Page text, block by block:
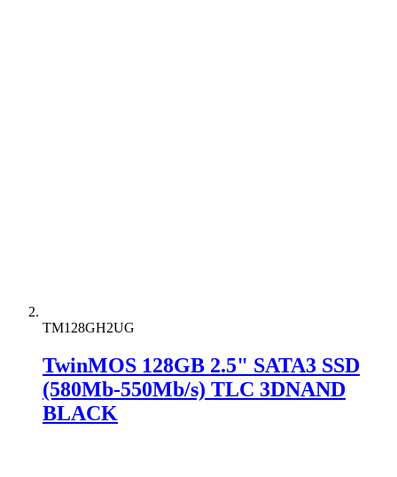
TM128GH2UG
TwinMOS 128GB 2.5" SATA3 SSD
(580Mb-550Mb/s) TLC 3DNAND
BLACK